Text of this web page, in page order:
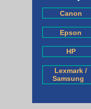
Canon
Epson
HP
Lexmark /
Samsung